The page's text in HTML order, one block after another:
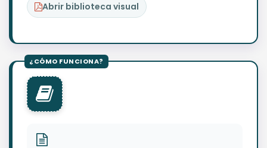
Abrir biblioteca visual